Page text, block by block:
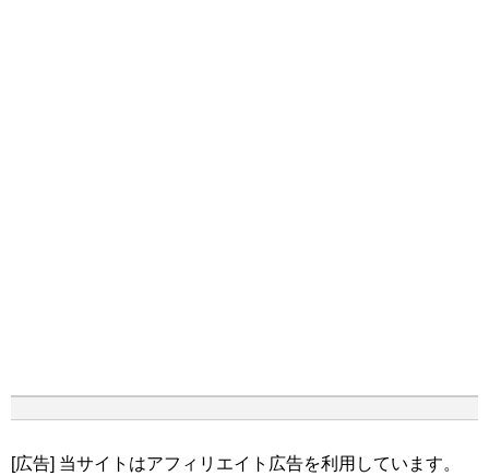
[広告] 当サイトはアフィリエイト広告を利用しています。